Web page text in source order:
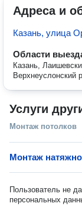
Адреса и
Казань, улица
Области
Казань,
Верхнеуслонский
Услуги
Монтаж потолков
Монтаж
Пользователь не
персональных